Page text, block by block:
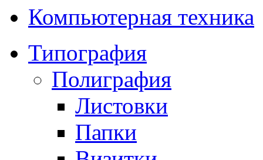
Компьютерная техника
Типография
Полиграфия
Листовки
Папки